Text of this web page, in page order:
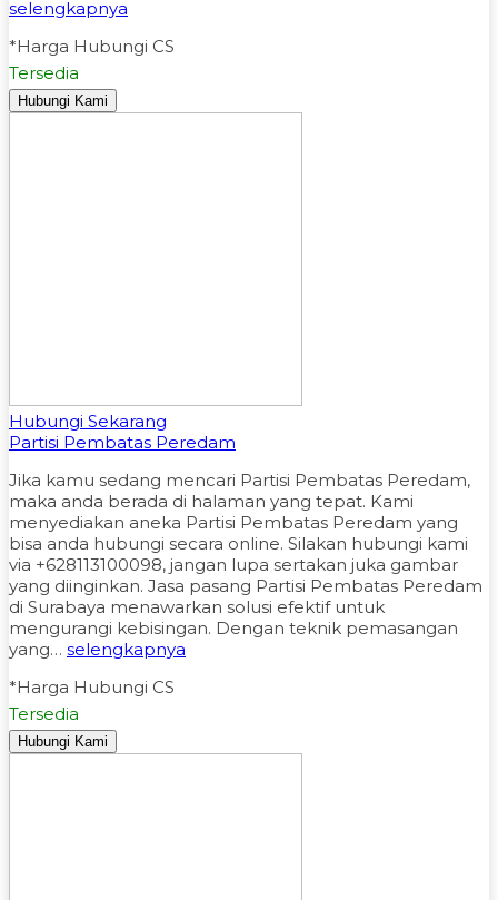
selengkapnya
*Harga Hubungi CS
Tersedia
Hubungi Kami
Hubungi Sekarang
Partisi Pembatas Peredam
Jika kamu sedang mencari Partisi Pembatas Peredam,
maka anda berada di halaman yang tepat. Kami
menyediakan aneka Partisi Pembatas Peredam yang
bisa anda hubungi secara online. Silakan hubungi kami
via +628113100098, jangan lupa sertakan juka gambar
yang diinginkan. Jasa pasang Partisi Pembatas Peredam
di Surabaya menawarkan solusi efektif untuk
mengurangi kebisingan. Dengan teknik pemasangan
yang… selengkapnya
*Harga Hubungi CS
Tersedia
Hubungi Kami